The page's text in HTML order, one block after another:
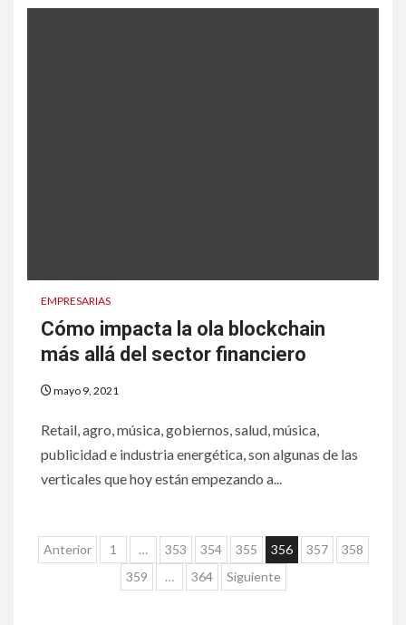
EMPRESARIAS
Cómo impacta la ola blockchain
más allá del sector financiero
mayo 9, 2021
Retail, agro, música, gobiernos, salud, música,
publicidad e industria energética, son algunas de las
verticales que hoy están empezando a...
Anterior 1 … 353 354 355 356 357
358
359
… 364 Siguiente